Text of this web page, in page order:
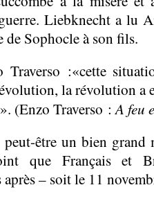
Liebknecht a lu
de Sophocle à son fils.
Traverso :«cette
la révolution a
(Enzo Traverso :A feu
être un bien grand
que Français et
– soit le 11